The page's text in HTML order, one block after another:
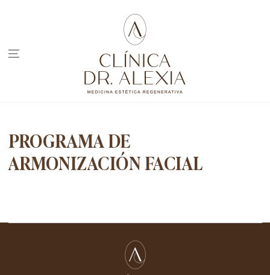
PROGRAMA DE
ARMONIZACIÓN FACIAL